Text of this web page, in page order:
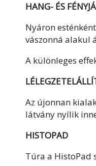
HANG- ÉS
Nyáron
vászonná alakul
A különleges
Az újonnan
látvány nyílik
HISTOPAD
Túra a HistoPad